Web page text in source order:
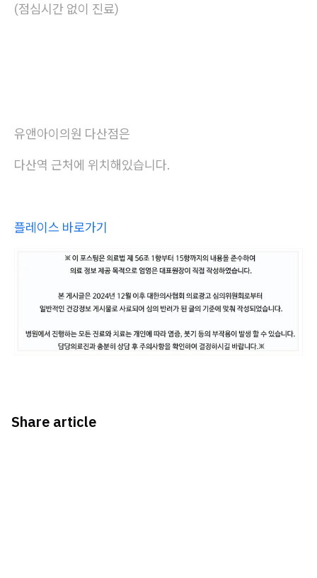
(점심시간 없이 진료)
유앤아이의원 다산점은
다산역 근처에 위치해있습니다.
플레이스 바로가기
Share article